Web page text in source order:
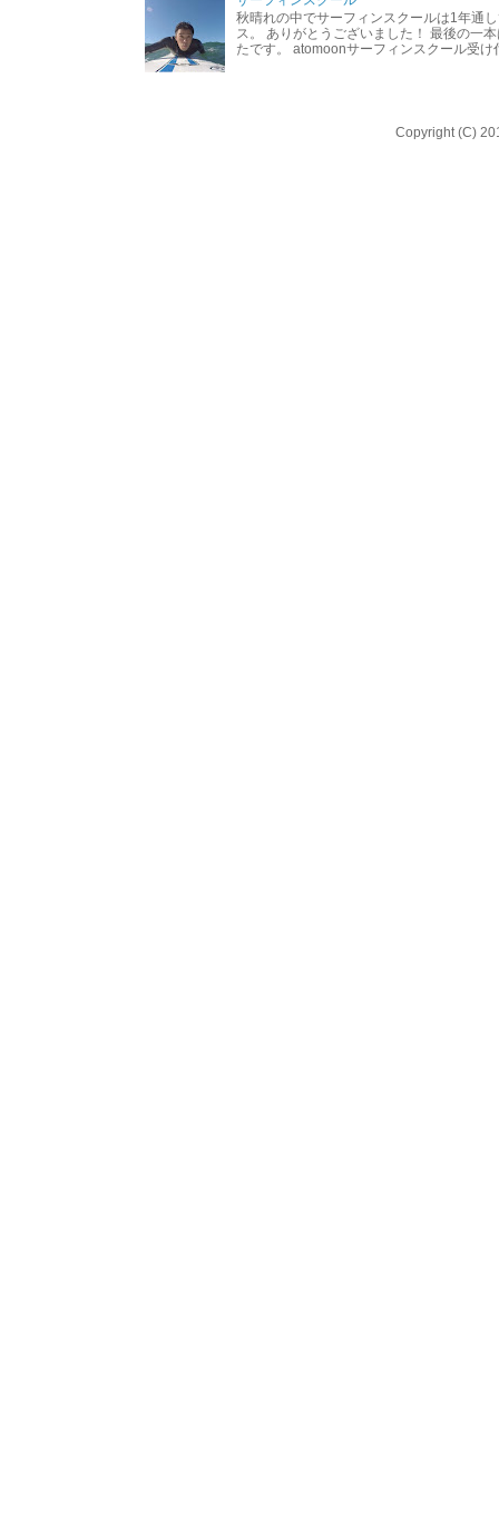
秋晴れの中でサーフィンスクールは1年通
ス。 ありがとうございました！ 最後の一
たです。 atomoonサーフィンスクール受け
Copyright (C)